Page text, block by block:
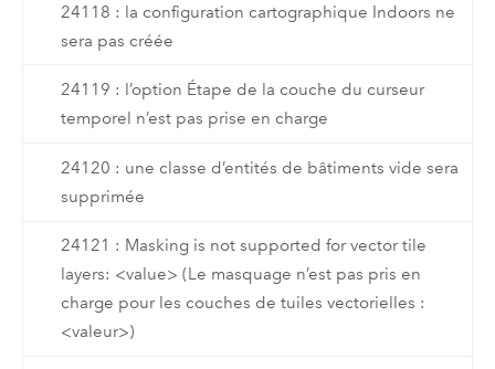
24118 : la configuration cartographique Indoors ne
sera pas créée
24119 : l’option Étape de la couche du curseur
temporel n’est pas prise en charge
24120 : une classe d’entités de bâtiments vide sera
supprimée
24121 : Masking is not supported for vector tile
layers: <value> (Le masquage n’est pas pris en
charge pour les couches de tuiles vectorielles :
<valeur>)